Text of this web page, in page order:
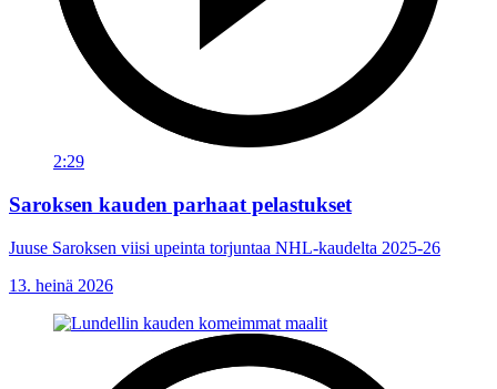
2:29
Saroksen kauden parhaat pelastukset
Juuse Saroksen viisi upeinta torjuntaa NHL-kaudelta 2025-26
13. heinä 2026